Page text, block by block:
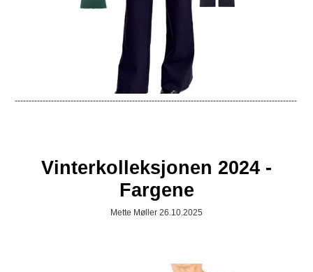
-----------------------------------------------------------------------------------------------------
Vinterkolleksjonen 2024 -
Fargene
Mette Møller 26.10.2025